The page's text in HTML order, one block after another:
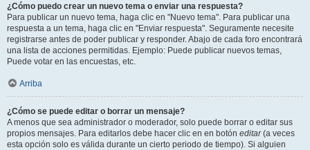
¿Cómo puedo crear un nuevo tema o enviar una respuesta?
Para publicar un nuevo tema, haga clic en "Nuevo tema". Para publicar una
respuesta a un tema, haga clic en "Enviar respuesta". Seguramente necesite
registrarse antes de poder publicar y responder. Abajo de cada foro encontrará
una lista de acciones permitidas. Ejemplo: Puede publicar nuevos temas,
Puede votar en las encuestas, etc.
Arriba
¿Cómo se puede editar o borrar un mensaje?
A menos que sea administrador o moderador, solo puede borrar o editar sus
propios mensajes. Para editarlos debe hacer clic en en botón editar(a veces
esta opción solo es válida durante un cierto periodo de tiempo). Si alguien